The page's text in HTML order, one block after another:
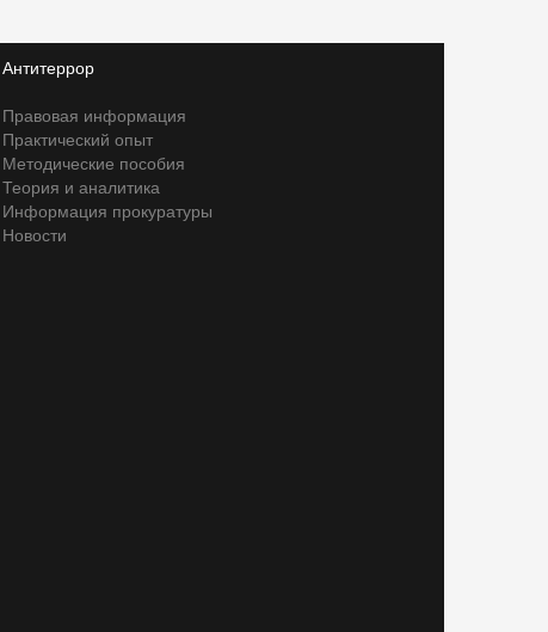
Антитеррор
Правовая информация
Практический опыт
Методические пособия
Теория и аналитика
Информация прокуратуры
Новости